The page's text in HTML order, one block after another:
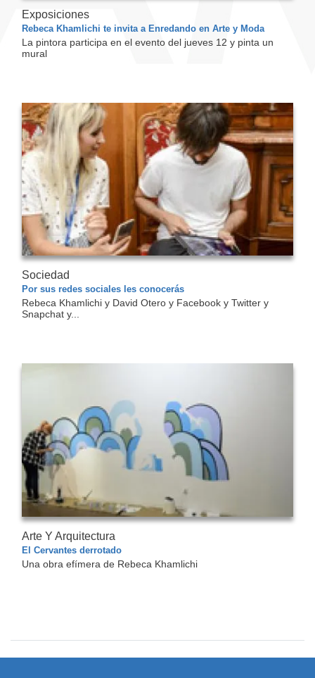
Exposiciones
Rebeca Khamlichi te invita a Enredando en Arte y Moda
La pintora participa en el evento del jueves 12 y pinta un
mural
Sociedad
Por sus redes sociales les conocerás
Rebeca Khamlichi y David Otero y Facebook y Twitter y
Snapchat y...
Arte Y Arquitectura
El Cervantes derrotado
Una obra efímera de Rebeca Khamlichi